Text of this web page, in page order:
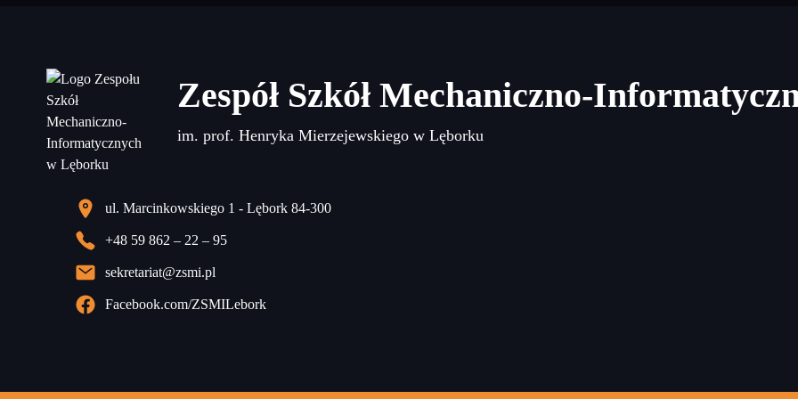
Zespół Szkół Mechaniczno-
im. prof. Henryka Mierzejewskiego w Lęborku
ul. Marcinkowskiego 1 - Lębork 84-300
+48 59 862 – 22 – 95
sekretariat@zsmi.pl
Facebook.com/ZSMILebork